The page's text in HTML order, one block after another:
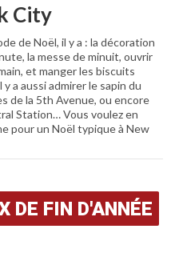
City
de Noël, il y a : la décoration
la messe de minuit, ouvrir
et manger les biscuits
a aussi admirer le sapin du
de la 5th Avenue, ou encore
Station… Vous voulez en
pour un Noël typique à New
DE FIN D'ANNÉE